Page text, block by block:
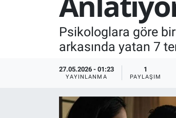
Psikologlara göre
arkasında yatan 7
27.05.2026 - 01:23
YAYINLANMA
1
PAYLAŞIM